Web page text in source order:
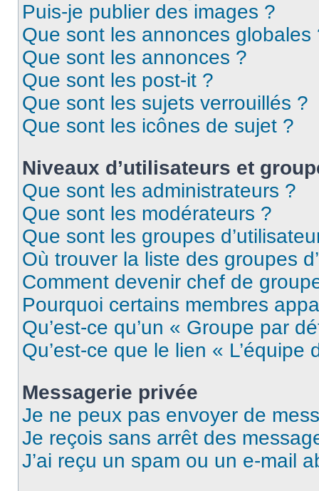
Puis-je publier des images ?
Que sont les annonces globales
Que sont les annonces ?
Que sont les post-it ?
Que sont les sujets verrouillés ?
Que sont les icônes de sujet ?
Niveaux d’utilisateurs et
Que sont les administrateurs ?
Que sont les modérateurs ?
Que sont les groupes
Où trouver la liste des groupes
Comment devenir chef de
Pourquoi certains membres
Qu’est-ce qu’un « Groupe par
Qu’est-ce que le lien « L’équipe
Messagerie privée
Je ne peux pas envoyer de
Je reçois sans arrêt des
J’ai reçu un spam ou un e-mail